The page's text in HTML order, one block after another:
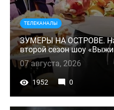
ТЕЛЕКАНАЛЫ
ЗУМЕРЫ НА ОСТРОВЕ.
второй сезон шоу
07 августа, 2026
1952 0